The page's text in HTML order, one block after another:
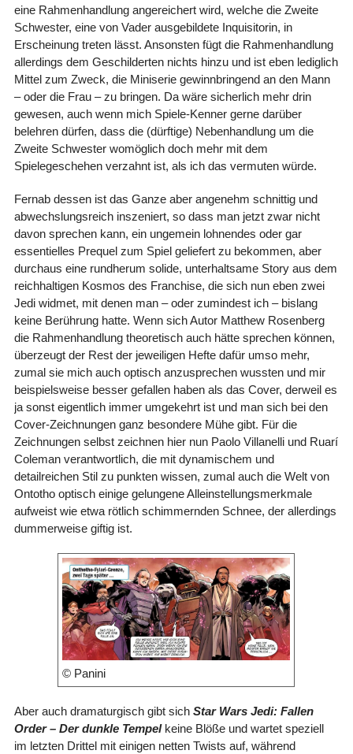
eine Rahmenhandlung angereichert wird, welche die Zweite
Schwester, eine von Vader ausgebildete Inquisitorin, in
Erscheinung treten lässt. Ansonsten fügt die Rahmenhandlung
allerdings dem Geschilderten nichts hinzu und ist eben lediglich
Mittel zum Zweck, die Miniserie gewinnbringend an den Mann
– oder die Frau – zu bringen. Da wäre sicherlich mehr drin
gewesen, auch wenn mich Spiele-Kenner gerne darüber
belehren dürfen, dass die (dürftige) Nebenhandlung um die
Zweite Schwester womöglich doch mehr mit dem
Spielegeschehen verzahnt ist, als ich das vermuten würde.
Fernab dessen ist das Ganze aber angenehm schnittig und
abwechslungsreich inszeniert, so dass man jetzt zwar nicht
davon sprechen kann, ein ungemein lohnendes oder gar
essentielles Prequel zum Spiel geliefert zu bekommen, aber
durchaus eine rundherum solide, unterhaltsame Story aus dem
reichhaltigen Kosmos des Franchise, die sich nun eben zwei
Jedi widmet, mit denen man – oder zumindest ich – bislang
keine Berührung hatte. Wenn sich Autor Matthew Rosenberg
die Rahmenhandlung theoretisch auch hätte sprechen können,
überzeugt der Rest der jeweiligen Hefte dafür umso mehr,
zumal sie mich auch optisch anzusprechen wussten und mir
beispielsweise besser gefallen haben als das Cover, derweil es
ja sonst eigentlich immer umgekehrt ist und man sich bei den
Cover-Zeichnungen ganz besondere Mühe gibt. Für die
Zeichnungen selbst zeichnen hier nun Paolo Villanelli und Ruarí
Coleman verantwortlich, die mit dynamischem und
detailreichen Stil zu punkten wissen, zumal auch die Welt von
Ontotho optisch einige gelungene Alleinstellungsmerkmale
aufweist wie etwa rötlich schimmernden Schnee, der allerdings
dummerweise giftig ist.
© Panini
Aber auch dramaturgisch gibt sich Star Wars Jedi: Fallen
Order – Der dunkle Tempelkeine Blöße und wartet speziell
im letzten Drittel mit einigen netten Twists auf, während